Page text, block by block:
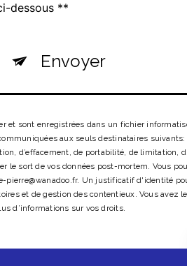
dessous **
Envoyer
et sont enregistrées dans un fichier
aux seuls destinataires
d’effacement, de portabilité, de
le sort de vos données post-mortem. Vous
Un justificatif d'identité
et de gestion des contentieux. Vous
d’informations sur vos droits.